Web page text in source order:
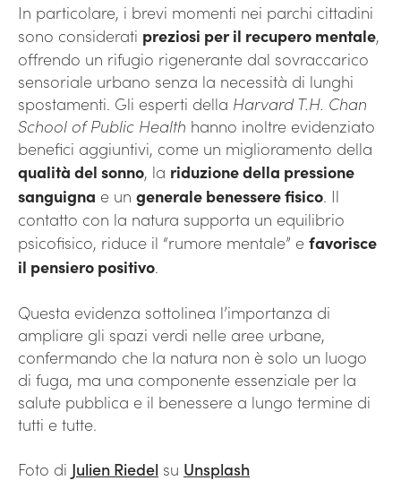
In particolare, i brevi momenti nei parchi cittadini
sono considerati preziosi per il recupero mentale,
offrendo un rifugio rigenerante dal sovraccarico
sensoriale urbano senza la necessità di lunghi
spostamenti. Gli esperti della Harvard T.H. Chan
School of Public Health hanno inoltre evidenziato
benefici aggiuntivi, come un miglioramento della
qualità del sonno, la riduzione della pressione
sanguigna e un generale benessere fisico. Il
contatto con la natura supporta un equilibrio
psicofisico, riduce il “rumore mentale” e favorisce
il pensiero positivo.
Questa evidenza sottolinea l’importanza di
ampliare gli spazi verdi nelle aree urbane,
confermando che la natura non è solo un luogo
di fuga, ma una componente essenziale per la
salute pubblica e il benessere a lungo termine di
tutti e tutte.
Foto di Julien Riedel su Unsplash